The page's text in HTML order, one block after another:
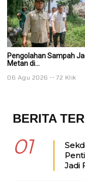
Pengolahan Sampah
Metan di...
06 Agu 2026 72 Klik
BERITA
01
Jadi